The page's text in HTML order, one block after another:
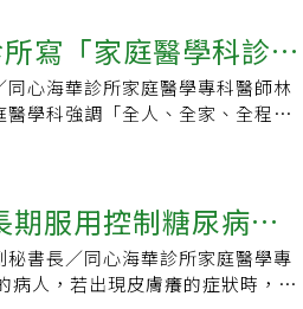
站志工許秀嬌說，每天在第一線
測時的環境、姿勢、次數與時間
機拍照，光線、角度稍不對，畫面
一個數字，許秀嬌說，會多問一
竟，真正的健康，發生在離開診
緩和結合最能發揮的力量。面對
近年來，台灣的死亡原因已由傳染
性阻塞性肺病、失智症等。這些
緩慢卻同樣會走向失能與生命末
」的問題所困擾：住院插管、急
（AD）、與家人充分溝通，往往
走完最後階段。「不可治癒、可
支持很多人以為安寧緩和僅在生
為「不可治癒、無法逆轉」，且
診間，就要觀察、了解他的需求
更重要是良好的醫病溝通。看診
醫療結合長期照顧的「醫養結
推著坐輪椅的9旬媽媽來看診，問
直言，走入社區的居家醫療是價
血壓機等設備，當下印出處方箋
通成本，就覺得一切都值得了。
何清幼深感不足，加上擔任北市聯
攻讀台大醫療機構管理研究所碩
與建議，特別是在預防慢性病和
。當家庭醫學科醫師長期照顧一
面地瞭解家庭成員的健康習慣、
療的精準度，也讓醫病溝通更加順
接種、癌症篩檢等，讓健康管理
，提供即時有效的治療，最重要
，簡化就診流程，避免多次轉診
溫暖互信。【慢病主題館】名家
力於推動家庭醫學研究、專科醫
寫「家庭醫學科診
喉科有什麼不同嗎？
同心海華診所家庭醫學專科醫師林
學科強調「全人、全家、全程」
重照護嬰幼兒和青少年的健康問
和家庭醫學科診所的取向並不相
80%以上的急慢性病都可以由家
等急性病，三高慢性病管理、疫
等，都是家醫科的範疇。在實務
服用控制糖尿病的
，可以先去找固定看
書長／同心海華診所家庭醫學專
病人，若出現皮膚癢的症狀時，可